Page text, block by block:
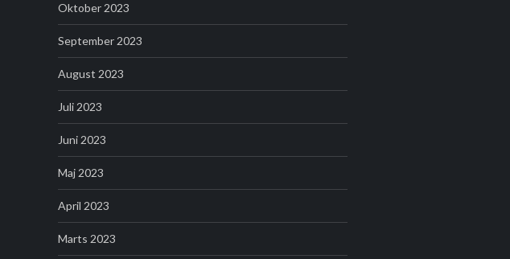
Oktober 2023
September 2023
August 2023
Juli 2023
Juni 2023
Maj 2023
April 2023
Marts 2023